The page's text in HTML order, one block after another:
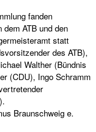
fanden
ATB und den
statt
des ATB),
Walther (Bündnis
(CDU), Ingo Schramm
Braunschweig e.